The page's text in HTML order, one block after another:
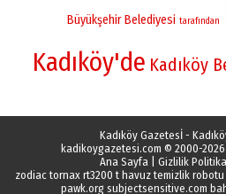
Büyükşehir Belediyesi tarafından
Kadıköy'de Kadıköy
Kadıköy Gazetesİ -
kadikoygazetesi.com © 2000-2026
Ana Sayfa
Gizlilik
zodiac tornax rt3200 t havuz temizlik robotu
pawk.org subjectsensitive.com